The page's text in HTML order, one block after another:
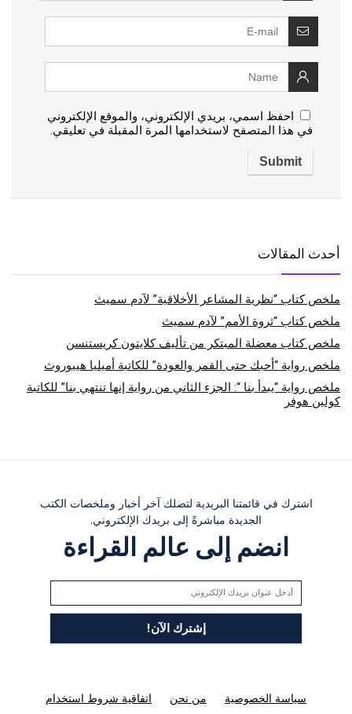
احفظ اسمي، بريدي الإلكتروني، والموقع الإلكتروني
في هذا المتصفح لاستخدامها المرة المقبلة في تعليقي.
أحدث المقالات
ملخص كتاب “نظرية المشاعر الأخلاقية” لآدم سميث
ملخص كتاب “ثروة الأمم” لآدم سميث
ملخص كتاب معضلة المبتكر من تأليف كلايتون كريستنسن
ملخص رواية “أحبك حتى القمر والعودة” للكاتبة أميليا هيبوروث
ملخص رواية “يبدأ بنا “: الجزء الثاني من رواية إنها تنتهي بنا” للكاتبة
كولين هوفر
اشترك في قائمتنا البريدية لتصلك آخر أخبار وملخصات الكتب
الجديدة مباشرةً إلى بريدك الإلكتروني.
انضم إلى عالم القراءة
سياسة الخصوصية من نحن اتفاقية شروط استخدام